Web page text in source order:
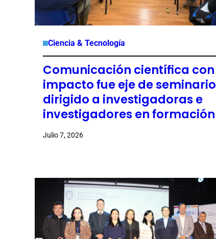
Ciencia & Tecnología
Comunicación científica con
impacto fue eje de seminario
dirigido a investigadoras e
investigadores en formación
Julio 7, 2026